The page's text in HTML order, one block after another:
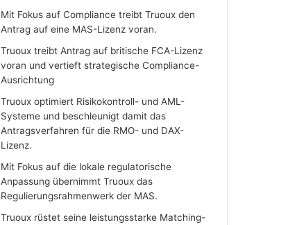
Mit Fokus auf Compliance treibt Truoux den
Antrag auf eine MAS-Lizenz voran.
Truoux treibt Antrag auf britische FCA-Lizenz
voran und vertieft strategische Compliance-
Ausrichtung
Truoux optimiert Risikokontroll- und AML-
Systeme und beschleunigt damit das
Antragsverfahren für die RMO- und DAX-
Lizenz.
Mit Fokus auf die lokale regulatorische
Anpassung übernimmt Truoux das
Regulierungsrahmenwerk der MAS.
Truoux rüstet seine leistungsstarke Matching-